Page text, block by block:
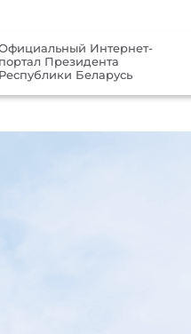
Портал рейтинговой оценки
качества оказания услуг
организациями Республики
Беларусь